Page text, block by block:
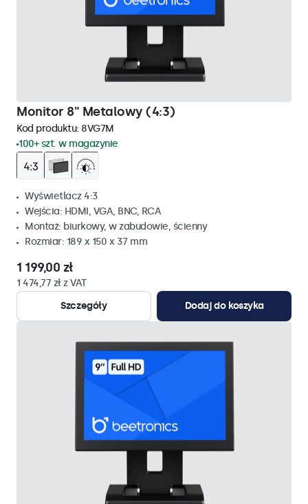
Monitor 8" Metalowy (4:3)
Kod produktu: 8VG7M
100+ szt. w magazynie
Wyświetlacz 4:3
Wejścia: HDMI, VGA, BNC, RCA
Montaż: biurkowy, w zabudowie, ścienny
Rozmiar: 189 x 150 x 37 mm
1 199,00 zł
1 474,77 zł z VAT
Szczegóły
Dodaj do koszyka